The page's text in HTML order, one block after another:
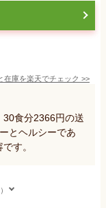
在庫を楽天でチェック >>
30食分2366円の送
とヘルシーであ
す。